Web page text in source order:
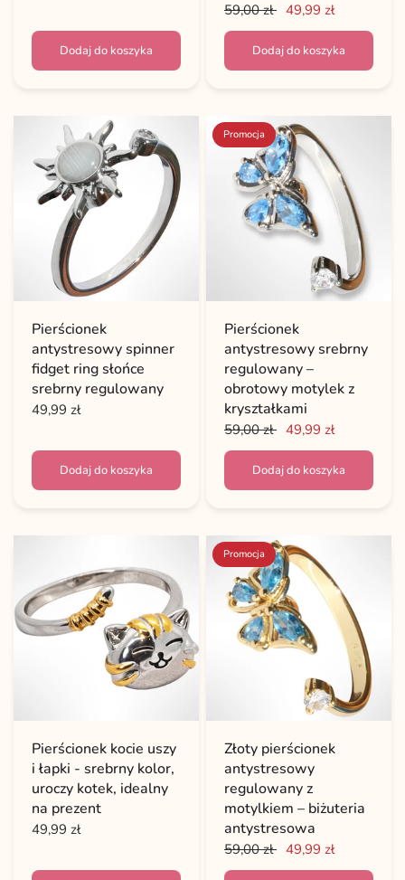
Dodaj do koszyka
59,00 zł 49,99 zł
Dodaj do koszyka
Pierścionek
antystresowy spinner
fidget ring słońce
srebrny regulowany
49,99 zł
Dodaj do koszyka
Promocja
Pierścionek
antystresowy srebrny
regulowany –
obrotowy motylek z
kryształkami
59,00 zł 49,99 zł
Dodaj do koszyka
Pierścionek kocie uszy
i łapki - srebrny kolor,
uroczy kotek, idealny
na prezent
49,99 zł
Promocja
Złoty pierścionek
antystresowy
regulowany z
motylkiem – biżuteria
antystresowa
59,00 zł 49,99 zł